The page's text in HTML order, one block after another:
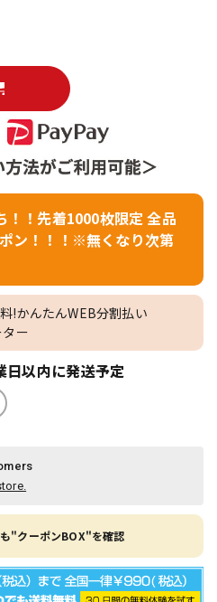
！！先着1000枚限定 全品
ン！！！※無くなり次第
!かんたんWEB分割払い
ター
以内に発送予定
"クーポンBOX"を確認